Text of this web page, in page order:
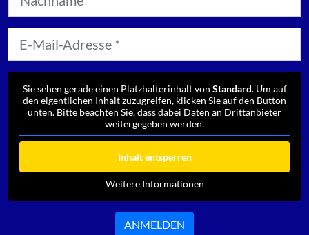
Sie sehen gerade einen Platzhalterinhalt von Standard. Um auf
den eigentlichen Inhalt zuzugreifen, klicken Sie auf den Button
unten. Bitte beachten Sie, dass dabei Daten an Drittanbieter
weitergegeben werden.
Inhalt entsperren
Weitere Informationen
ANMELDEN